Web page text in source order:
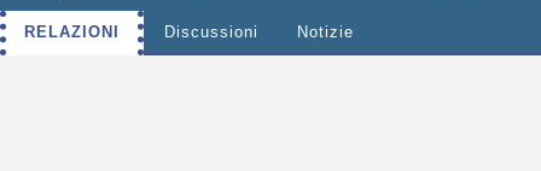
RELAZIONI Discussioni Notizie